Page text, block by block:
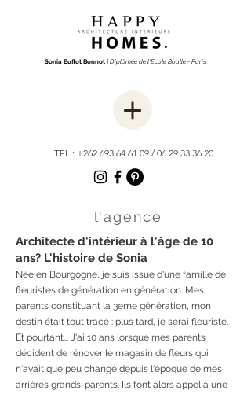
Sonia Buffot BonnotI Diplômée de l'Ecole Boulle - Paris
TEL : +262 693 64 61 09/06 29 33 36 20
l'agence
Architecte d'intérieur à l'âge de 10
ans? L'histoire de Sonia
Née en Bourgogne, je suis issue d'une famille de
fleuristes de génération en génération. Mes
parents constituant la 3eme génération, mon
destin était tout tracé : plus tard, je serai fleuriste.
Et pourtant... J'ai 10 ans lorsque mes parents
décident de rénover le magasin de fleurs qui
n'avait que peu changé depuis l'époque de mes
arrières grands-parents. Ils font alors appel à une